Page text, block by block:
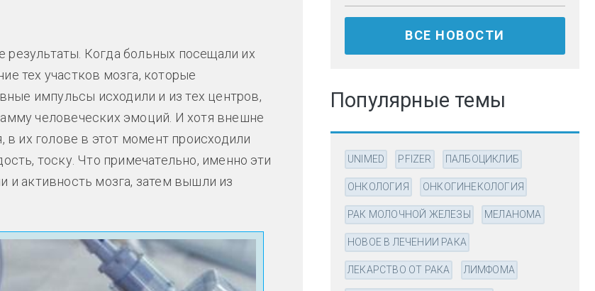
Когда больных посещали их
тех участков мозга, которые
импульсы исходили и из тех центров,
человеческих эмоций. И хотя внешне
их голове в этот момент происходили
тоску. Что примечательно, именно эти
и активность мозга, затем вышли из
ВСЕ НОВОСТИ
Популярные темы
UNIMED PFIZER ПАЛБОЦИКЛИБ
ОНКОЛОГИЯ ОНКОГИНЕКОЛОГИЯ
РАК МОЛОЧНОЙ ЖЕЛЕЗЫ МЕЛАНОМА
НОВОЕ В ЛЕЧЕНИИ РАКА
ЛЕКАРСТВО ОТ РАКА ЛИМФОМА